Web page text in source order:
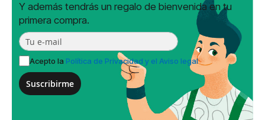
Y además tendrás un regalo de bienvenida en tu
primera compra.
Acepto la Política de Privacidad y el Aviso legal
Suscribirme